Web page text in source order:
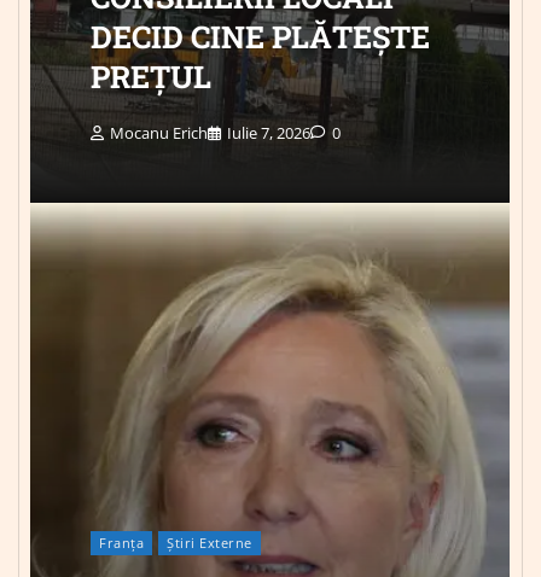
DECID CINE PLĂTEȘTE
PREȚUL
Mocanu Erich Iulie 7, 2026 0
Franța Știri Externe